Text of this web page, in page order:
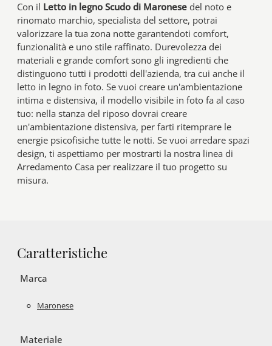
Con il Letto in legno Scudo di Maronese del noto e
rinomato marchio, specialista del settore, potrai
valorizzare la tua zona notte garantendoti comfort,
funzionalità e uno stile raffinato. Durevolezza dei
materiali e grande comfort sono gli ingredienti che
distinguono tutti i prodotti dell'azienda, tra cui anche il
letto in legno in foto. Se vuoi creare un'ambientazione
intima e distensiva, il modello visibile in foto fa al caso
tuo: nella stanza del riposo dovrai creare
un'ambientazione distensiva, per farti ritemprare le
energie psicofisiche tutte le notti. Se vuoi arredare spazi
design, ti aspettiamo per mostrarti la nostra linea di
Arredamento Casa per realizzare il tuo progetto su
misura.
Caratteristiche
Marca
Maronese
Materiale